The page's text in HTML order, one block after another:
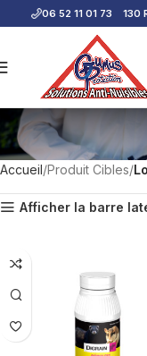
06 52 11 01 73 130
Accueil Produit Cibles
Afficher la barre